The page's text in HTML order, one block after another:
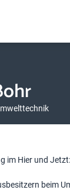
im Hier und Jetzt:
beim